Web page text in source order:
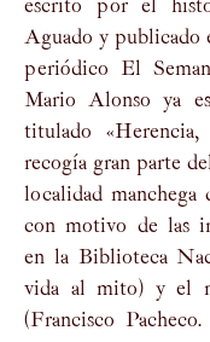
escrito por el
Aguado y publicado
periódico El
Mario Alonso ya
titulado
recogía gran parte
localidad
con motivo de las
en la Biblioteca
vida al mito) y el
(Francisco